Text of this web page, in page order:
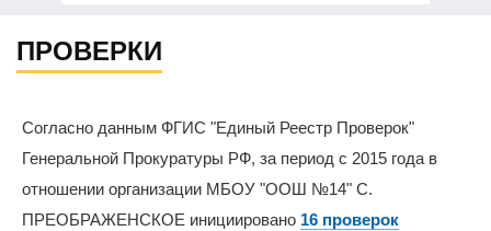
ПРОВЕРКИ
Согласно данным ФГИС "Единый Реестр Проверок"
Генеральной Прокуратуры РФ, за период с 2015 года в
отношении организации МБОУ "ООШ №14" С.
ПРЕОБРАЖЕНСКОЕ инициировано 16 проверок